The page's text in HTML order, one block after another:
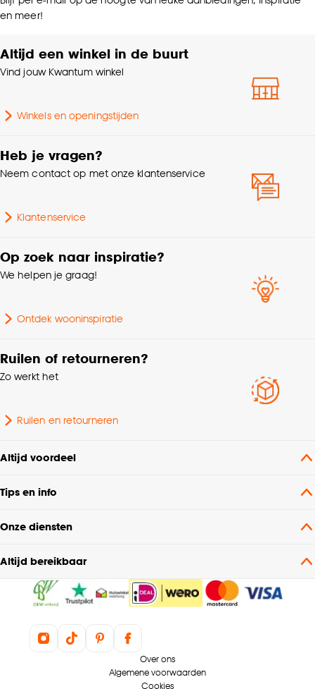
en meer!
Altijd een winkel in de buurt
Vind jouw Kwantum winkel
Winkels en openingstijden
Heb je vragen?
Neem contact op met onze klantenservice
Klantenservice
Op zoek naar inspiratie?
We helpen je graag!
Ontdek wooninspiratie
Ruilen of retourneren?
Zo werkt het
Ruilen en retourneren
Altijd voordeel
Tips en info
Onze diensten
Altijd bereikbaar
Over ons
Algemene voorwaarden
Cookies